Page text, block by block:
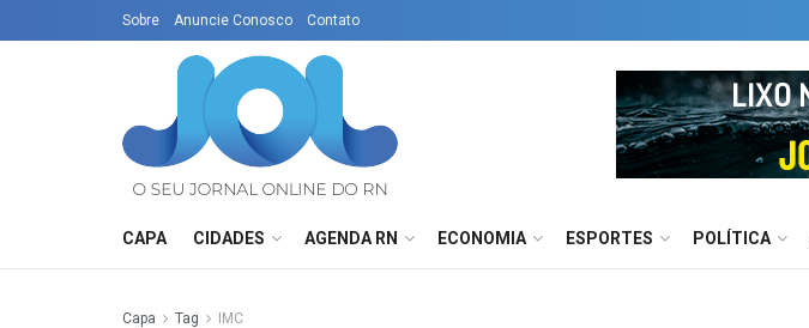
Sobre Anuncie Conosco Contato
CAPA CIDADES AGENDA RN ECONOMIA ESPORTES POLÍTICA
Capa Tag IMC